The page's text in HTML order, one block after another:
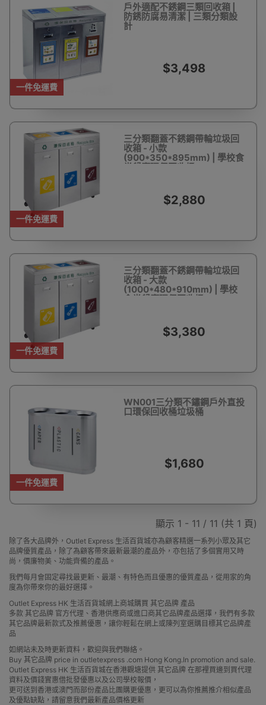
一件免運費
戶外適配不銹鋼三類回收箱 |
防銹防腐易清潔 | 三類分類設
計
$3,498
一件免運費
三分類翻蓋不銹鋼帶輪垃圾回
收箱 - 小款
(900*350*895mm) | 學校食
堂餐廳環保回收桶
$2,880
一件免運費
三分類翻蓋不銹鋼帶輪垃圾回
收箱 - 大款
(1000*480*910mm) | 學校
食堂餐廳環保回收桶
$3,380
一件免運費
WN001三分類不鏽鋼戶外直投
口環保回收桶垃圾桶
$1,680
顯示 1 - 11 / 11 (共 1 頁)
除了各大品牌外，Outlet Express 生活百貨城亦為顧客精選一系列小眾及其它
品牌優質產品，除了為顧客帶來最新最潮的產品外，亦包括了多個實用又時
尚，價廉物美、功能齊備的產品。
我們每月會固定尋找最更新、最潮、有特色而且優惠的優質產品，從用家的角
度為你帶來你的最好選擇。
Outlet Express HK 生活百貨城網上商城購買 其它品牌 產品
多款 其它品牌 官方代理、香港供應商或進口商其它品牌產品選擇，我們有多款
其它品牌最新款式及推薦優惠，讓你輕鬆在網上或陳列室選購目標其它品牌產
品
如網站未及時更新資料，歡迎與我們聯絡。
Buy 其它品牌 price in outletexpress .com Hong Kong.In promotion and sale.
Outlet Express HK 生活百貨城在香港觀塘提供 其它品牌 在那裡買邊到買代理
資料及價錢實惠借批發優惠以及公司學校報價，
更可送到香港或澳門而部份產品比團購更優惠，更可以為你推薦推介相似產品
及優點缺點，請留意我們最新產品價格更新